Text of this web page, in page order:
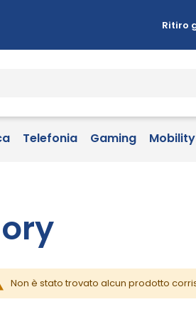
Ritiro
Telefonia Gaming Mobility
Non è stato trovato alcun prodotto